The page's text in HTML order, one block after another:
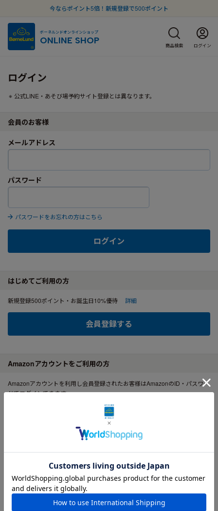
今ならポイント5倍！新規登録で500ポイント
ボーネルンドオンラインショップ
ONLINE SHOP 商品検索 ログイン
ログイン
公式LINE・あそび場予約サイト登録とは異なります。
会員のお客様
メールアドレス
パスワード
パスワードをお忘れの方はこちら
ログイン
はじめてご利用の方
新規登録500ポイント・お誕生日10%優待 詳細
会員登録する
Amazonアカウントをご利用の方
Amazonアカウントを利用し会員登録されたお客様はAmazonのID・パスワー
ドでログインできます。